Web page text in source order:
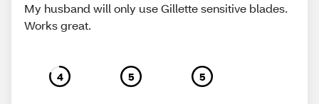
My husband will only use Gillette sensitive blades.
Works great.
4 5 5